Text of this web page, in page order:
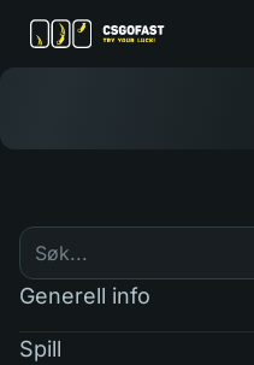
Generell info
Spill